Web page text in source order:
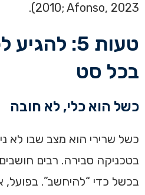
2010; Afonso, 2023).
טעות 5:
בכל סט
כשל הוא כלי, לא חובה
כשל שרירי הוא מצב שבו לא
בטכניקה סבירה. רבים
בכשל כדי “להיחשב”. בפועל,